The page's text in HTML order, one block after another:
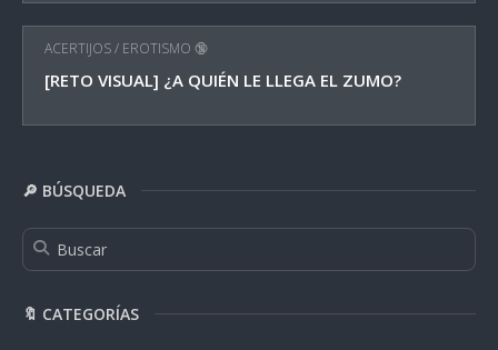
ACERTIJOS/ EROTISMO 🔞
[RETO VISUAL] ¿A QUIÉN LE LLEGA EL ZUMO?
🔎 BÚSQUEDA
🔖 CATEGORÍAS